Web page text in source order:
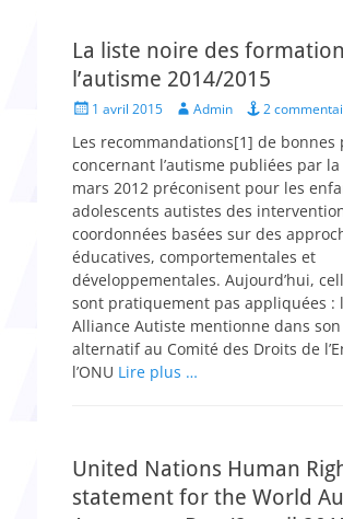
La liste noire des
l’autisme 2014/2015
Posted1 avril 2015 Author
Admin 2
Les recommandations[1] de bonnes
concernant l’autisme publiées par la
mars 2012 préconisent pour les
adolescents autistes des
coordonnées basées sur des
éducatives, comportementales et
développementales. Aujourd’hui,
sont pratiquement pas appliquées :
Alliance Autiste mentionne dans
alternatif au Comité des Droits de
l’ONU Lire plus …
United Nations Human
statement for the World